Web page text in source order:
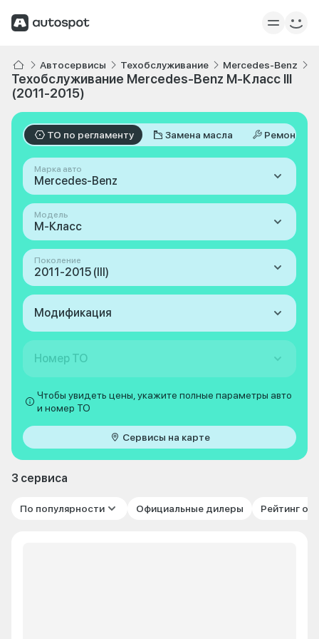
Автосервисы Техобслуживание Mercedes-Benz
Техобслуживание Mercedes-Benz M-Класс III
(2011-2015)
ТО по регламенту Замена масла Ремонт
Марка авто
Mercedes-Benz
Модель
M-Класс
Поколение
2011-2015 (III)
Модификация
Номер ТО
Чтобы увидеть цены, укажите полные параметры авто
и номер ТО
Сервисы на карте
3 сервиса
По популярности Официальные дилеры Рейтинг